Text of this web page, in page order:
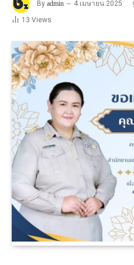
By admin 4 เมษายน 2025
13 Views